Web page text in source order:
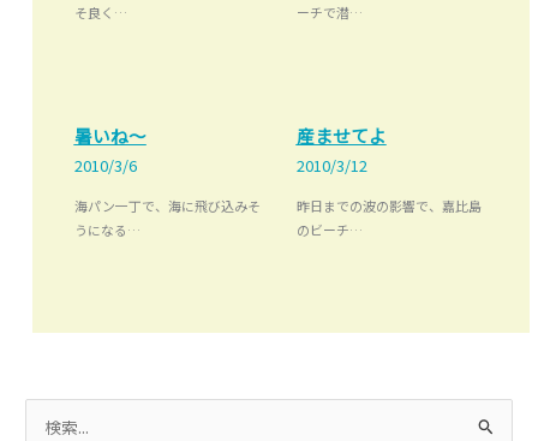
そ良く…
ーチで潜…
暑いね～
2010/3/6
海パン一丁で、海に飛び込みそ
うになる…
産ませてよ
2010/3/12
昨日までの波の影響で、嘉比島
のビーチ…